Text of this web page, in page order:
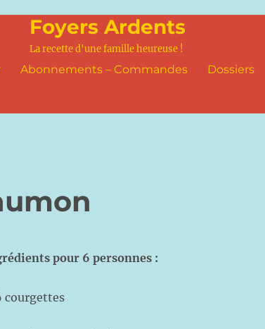
Foyers Ardents
La recette d'une famille heureuse !
Abonnements – Commandes Dossiers
pour 6 personnes :
courgettes